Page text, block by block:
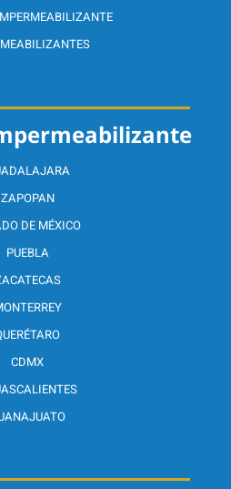
ZAPOPAN
DE MÉXICO
PUEBLA
CDMX